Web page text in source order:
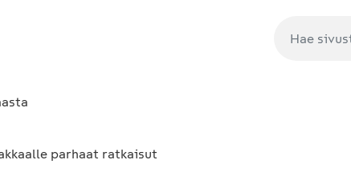
parhaat ratkaisut